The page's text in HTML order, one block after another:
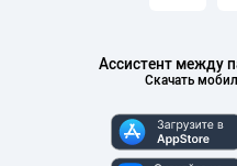
Ассистент между
Скачать